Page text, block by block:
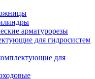
арматурорезы
для гидросистем
для